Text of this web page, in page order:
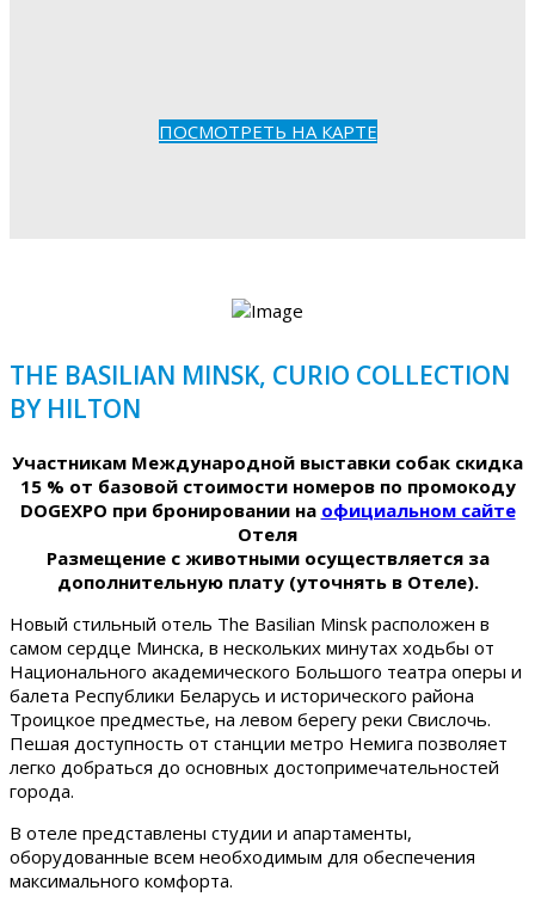
ПОСМОТРЕТЬ НА КАРТЕ
THE BASILIAN MINSK, CURIO COLLECTION
BY HILTON
Участникам Международной выставки собак скидка
15 % от базовой стоимости номеров по промокоду
DOGEXPO при бронировании на официальном сайте
Отеля
Размещение с животными осуществляется за
дополнительную плату (уточнять в Отеле).
Новый стильный отель The Basilian Minsk расположен в
самом сердце Минска, в нескольких минутах ходьбы от
Национального академического Большого театра оперы и
балета Республики Беларусь и исторического района
Троицкое предместье, на левом берегу реки Свислочь.
Пешая доступность от станции метро Немига позволяет
легко добраться до основных достопримечательностей
города.
В отеле представлены студии и апартаменты,
оборудованные всем необходимым для обеспечения
максимального комфорта.